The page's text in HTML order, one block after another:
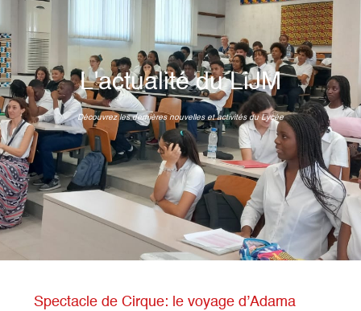
L'actualité du LiJM
Découvrez les dernières nouvelles et activités du Lycée
Spectacle de Cirque: le voyage d’Adama